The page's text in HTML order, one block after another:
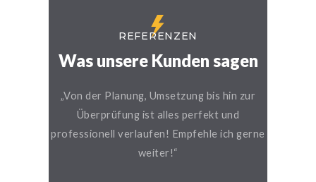
REFERENZEN
Was unsere Kunden sagen
„Von der Planung, Umsetzung bis hin zur
Überprüfung ist alles perfekt und
professionell verlaufen! Empfehle ich gerne
weiter!“